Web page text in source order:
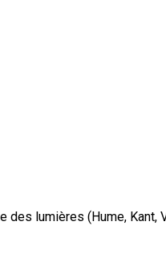
des lumières (Hume, Kant,